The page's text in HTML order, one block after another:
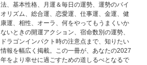
法、基本性格、月運＆毎日の運勢、運勢のバイ
オリズム、総合運、恋愛運、仕事運、金運、健
康運、相性、オーラ、何をやってもうまくいか
ないときの開運アクション、宿命数別の運勢、
ドラゴンインパクト時の注意点まで、知りたい
情報を幅広く掲載。この一冊が、あなたの2027
年をより幸せに過ごすための道しるべとなるで